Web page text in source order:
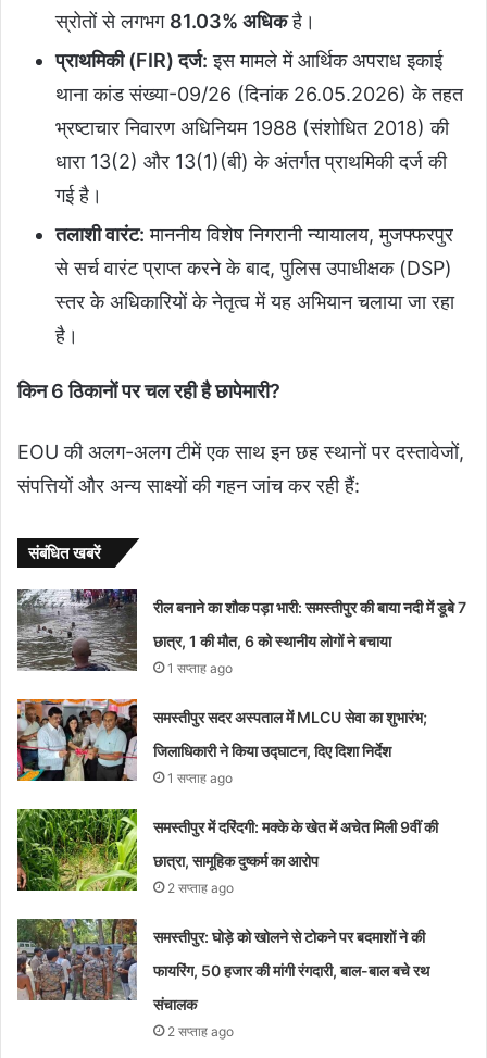
स्रोतों से लगभग 81.03% अधिकहै।
प्राथमिकी (FIR) दर्ज: इस मामले में आर्थिक अपराध इकाई
थाना कांड संख्या-09/26 (दिनांक 26.05.2026) के तहत
भ्रष्टाचार निवारण अधिनियम 1988 (संशोधित 2018) की
धारा 13(2) और 13(1)(बी) के अंतर्गत प्राथमिकी दर्ज की
गई है।
तलाशी वारंट: माननीय विशेष निगरानी न्यायालय, मुजफ्फरपुर
से सर्च वारंट प्राप्त करने के बाद, पुलिस उपाधीक्षक (DSP)
स्तर के अधिकारियों के नेतृत्व में यह अभियान चलाया जा रहा
है।
किन 6 ठिकानों पर चल रही है छापेमारी?
EOU की अलग-अलग टीमें एक साथ इन छह स्थानों पर दस्तावेजों,
संपत्तियों और अन्य साक्ष्यों की गहन जांच कर रही हैं:
संबंधित खबरें
रील बनाने का शौक पड़ा भारी: समस्तीपुर की बाया नदी में डूबे 7
छात्र, 1 की मौत, 6 को स्थानीय लोगों ने बचाया
1 सप्ताह ago
समस्तीपुर सदर अस्पताल में MLCU सेवा का शुभारंभ;
जिलाधिकारी ने किया उद्घाटन, दिए दिशा निर्देश
1 सप्ताह ago
समस्तीपुर में दरिंदगी: मक्के के खेत में अचेत मिली 9वीं की
छात्रा, सामूहिक दुष्कर्म का आरोप
2 सप्ताह ago
समस्तीपुर: घोड़े को खोलने से टोकने पर बदमाशों ने की
फायरिंग, 50 हजार की मांगी रंगदारी, बाल-बाल बचे रथ
संचालक
2 सप्ताह ago